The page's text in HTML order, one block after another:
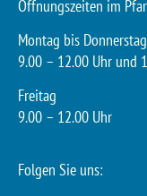
Öffnungszeiten im
Montag bis Donnerstag
9.00 – 12.00 Uhr und
Freitag
9.00 – 12.00 Uhr
Folgen Sie uns: